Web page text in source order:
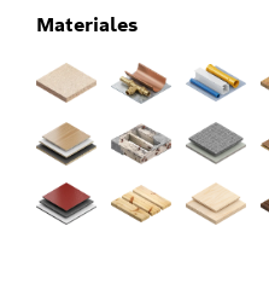
Materiales